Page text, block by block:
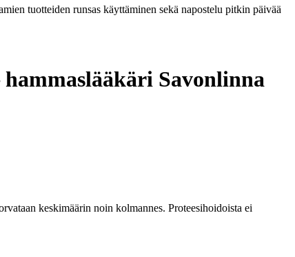
tuotteiden runsas käyttäminen sekä napostelu pitkin päivää
Savonlinna
keskimäärin noin kolmannes. Proteesihoidoista ei